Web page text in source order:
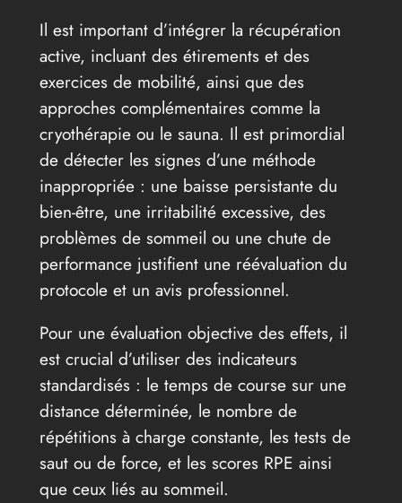
Il est important d’intégrer la récupération
active, incluant des étirements et des
exercices de mobilité, ainsi que des
approches complémentaires comme la
cryothérapie ou le sauna. Il est primordial
de détecter les signes d’une méthode
inappropriée : une baisse persistante du
bien-être, une irritabilité excessive, des
problèmes de sommeil ou une chute de
performance justifient une réévaluation du
protocole et un avis professionnel.
Pour une évaluation objective des effets, il
est crucial d’utiliser des indicateurs
standardisés : le temps de course sur une
distance déterminée, le nombre de
répétitions à charge constante, les tests de
saut ou de force, et les scores RPE ainsi
que ceux liés au sommeil.